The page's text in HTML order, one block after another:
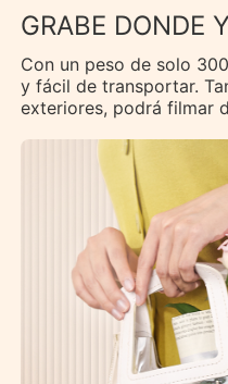
GRABE DONDE
Con un peso de solo
y fácil de transportar.
exteriores, podrá filmar